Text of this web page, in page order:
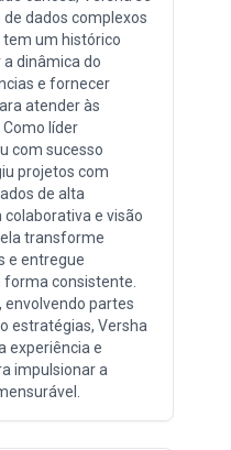
dados complexos
tem um histórico
dinâmica do
e fornecer
atender às
líder
com sucesso
projetos com
de alta
e visão
transforme
e entregue
consistente.
envolvendo partes
estratégias, Versha
experiência e
impulsionar a